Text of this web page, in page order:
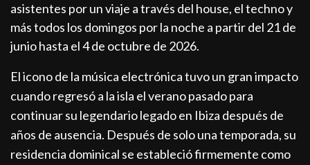
asistentes por un viaje a través del house, el techno y
más todos los domingos por la noche a partir del 21 de
junio hasta el 4 de octubre de 2026.
El icono de la música electrónica tuvo un gran impacto
cuando regresó a la isla el verano pasado para
continuar su legendario legado en Ibiza después de
años de ausencia. Después de solo una temporada, su
residencia dominical se estableció firmemente como